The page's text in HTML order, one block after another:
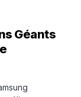
Géants